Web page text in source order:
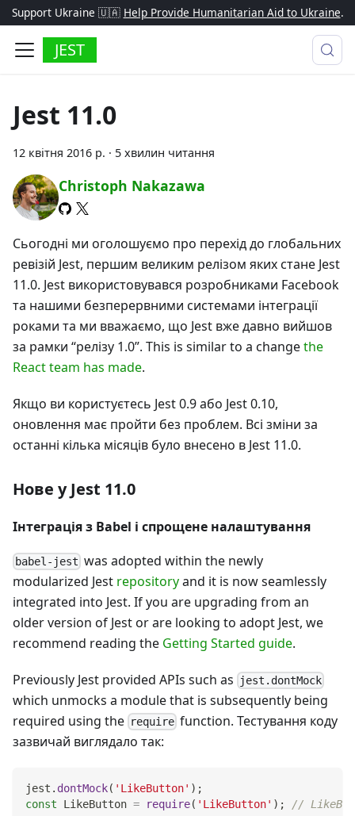
Support Ukraine 🇺🇦 Help Provide Humanitarian Aid to Ukraine.
JEST
Jest 11.0
12 квітня 2016 р. · 5 хвилин читання
Christoph Nakazawa
Сьогодні ми оголошуємо про перехід до глобальних
ревізій Jest, першим великим релізом яких стане Jest
11.0. Jest використовувався розробниками Facebook
та нашими безперервними системами інтеграції
роками та ми вважаємо, що Jest вже давно вийшов
за рамки “релізу 1.0”. This is similar to a changethe
React team has made.
Якщо ви користуєтесь Jest 0.9 або Jest 0.10,
оновлення має пройти без проблем. Всі зміни за
останні кілька місяців було внесено в Jest 11.0.
Нове у Jest 11.0
Інтеграція з Babel і спрощене налаштування
babel-jest was adopted within the newly
modularized Jest repositoryand it is now seamlessly
integrated into Jest. If you are upgrading from an
older version of Jest or are looking to adopt Jest, we
recommend reading the Getting Started guide.
Previously Jest provided APIs such as jest.dontMock
which unmocks a module that is subsequently being
required using the require function. Тестування коду
зазвичай виглядало так:
jest . dontMock( 'LikeButton' ) ;
const
LikeButton = require( 'LikeButton' ) ; //